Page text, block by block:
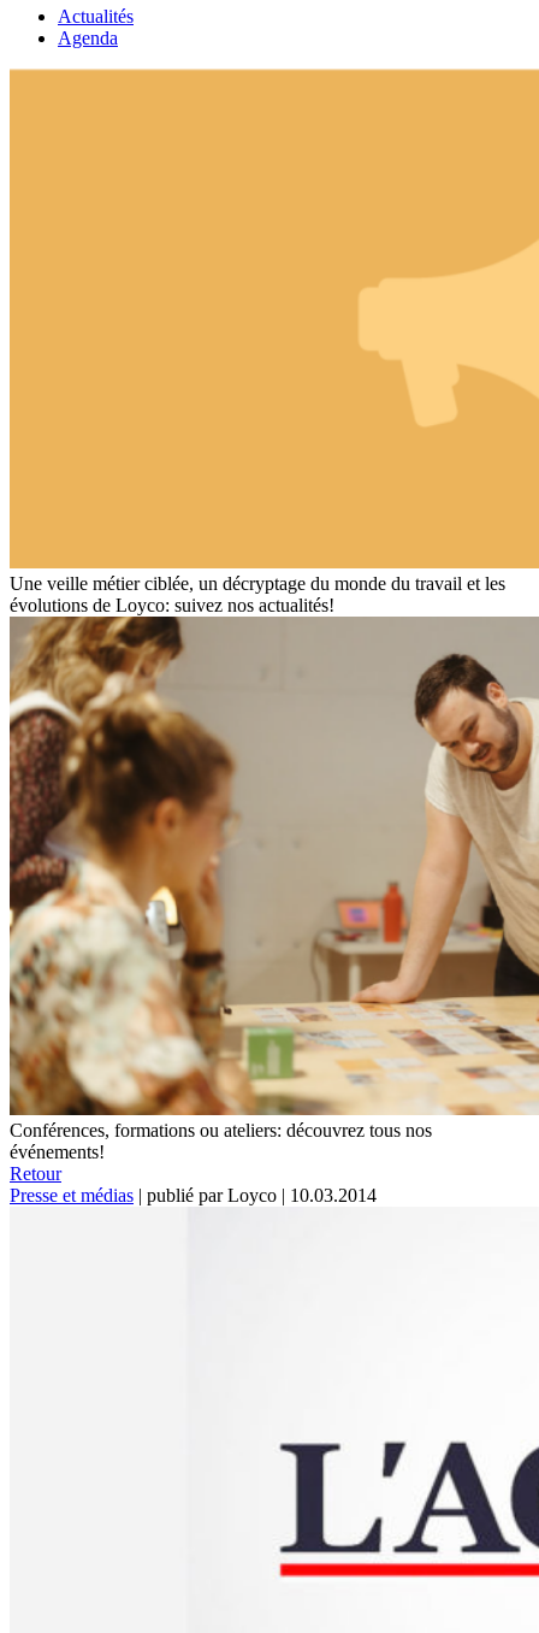
Actualités
Agenda
Une veille métier ciblée, un décryptage du monde du travail et les
évolutions de Loyco: suivez nos actualités!
Conférences, formations ou ateliers: découvrez tous nos
événements!
Retour
Presse et médias | publié par Loyco | 10.03.2014